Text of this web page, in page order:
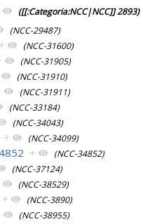
([[:Categoria:NCC|NCC]] 2893)
(NCC-29487)
+ (NCC-31600)
(NCC-31905)
(NCC-31910)
(NCC-31911)
(NCC-33184)
(NCC-34043)
+ (NCC-34099)
+ (NCC-34852)
(NCC-37124)
(NCC-38529)
+ (NCC-3890)
(NCC-38955)